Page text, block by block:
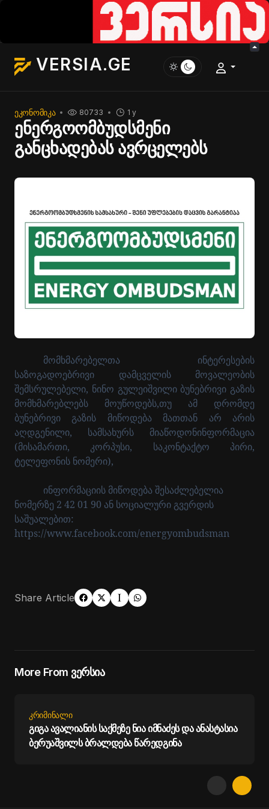
VERSIA.GE
ᲔᲙᲝᲜᲝᲛᲘᲙᲐ 1 y
80733
ენერგოომბუდსმენი
განცხადებას ავრცელებს
მომხმარებელთა ინტერესების
საზოგადოებრივი დამცველის მოვალეობის
შემსრულებელი, ნინო გულეიშვილი ბუნებრივი გაზის
მომხმარებლებს მოუწოდებს,თუ ამ დრომდე
ბუნებრივი გაზის მიწოდება მათთან არ არის
აღდგენილი, სამსახურს მიაწოდონინფორმაცია
(მისამართი, კორპუსი, საკონტაქტო პირი,
ტელეფონის ნომერი),
ინფორმაციის მიწოდება შესაძლებელია
ნომერზე 2 42 01 90 ან სოციალური გვერდის
საშუალებით:
https://www.facebook.com/energyombudsman
Share Article
More From ვერსია
ᲙᲠᲘᲛᲘᲜᲐᲚᲘ
გიგა ავალიანის საქმეზე ნია იმნაძეს და ანასტასია
ბერუაშვილს ბრალდება წარედგინა